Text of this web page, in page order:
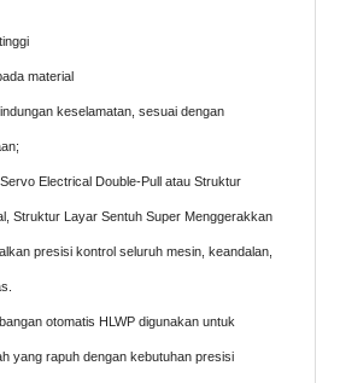
material
keselamatan, sesuai dengan
Electrical Double-Pull atau Struktur
Struktur Layar Sentuh Super Menggerakkan
presisi kontrol seluruh mesin, keandalan,
otomatis HLWP digunakan untuk
yang rapuh dengan kebutuhan presisi